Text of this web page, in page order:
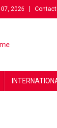
2026 Contact